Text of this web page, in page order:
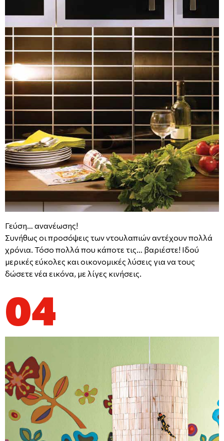
Γεύση… ανανέωσης!
Συνήθως οι προσόψεις των ντουλαπιών αντέχουν πολλά
χρόνια. Τόσο πολλά που κάποτε τις… βαριέστε! Ιδού
μερικές εύκολες και οικονομικές λύσεις για να τους
δώσετε νέα εικόνα, με λίγες κινήσεις.
04